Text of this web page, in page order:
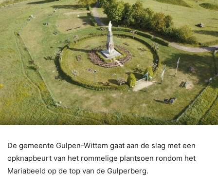
De gemeente Gulpen-Wittem gaat aan de slag met een
opknapbeurt van het rommelige plantsoen rondom het
Mariabeeld op de top van de Gulperberg.